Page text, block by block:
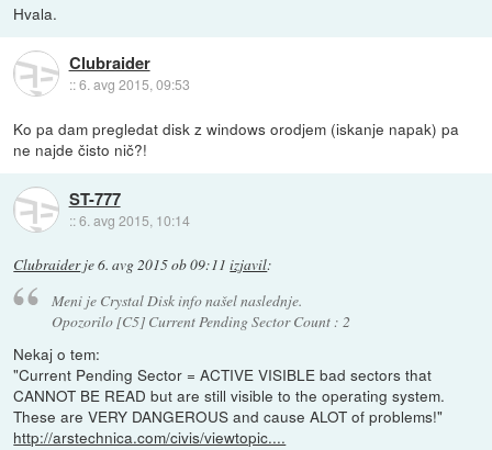
Hvala.
Clubraider
::6. avg 2015, 09:53
Ko pa dam pregledat disk z windows orodjem (iskanje napak) pa
ne najde čisto nič?!
ST-777
::6. avg 2015, 10:14
Clubraiderje6. avg 2015 ob 09:11 izjavil:
Meni je Crystal Disk info našel naslednje.
Opozorilo [C5] Current Pending Sector Count : 2
Nekaj o tem:
"Current Pending Sector = ACTIVE VISIBLE bad sectors that
CANNOT BE READ but are still visible to the operating system.
These are VERY DANGEROUS and cause ALOT of problems!"
http://arstechnica.com/civis/viewtopic....